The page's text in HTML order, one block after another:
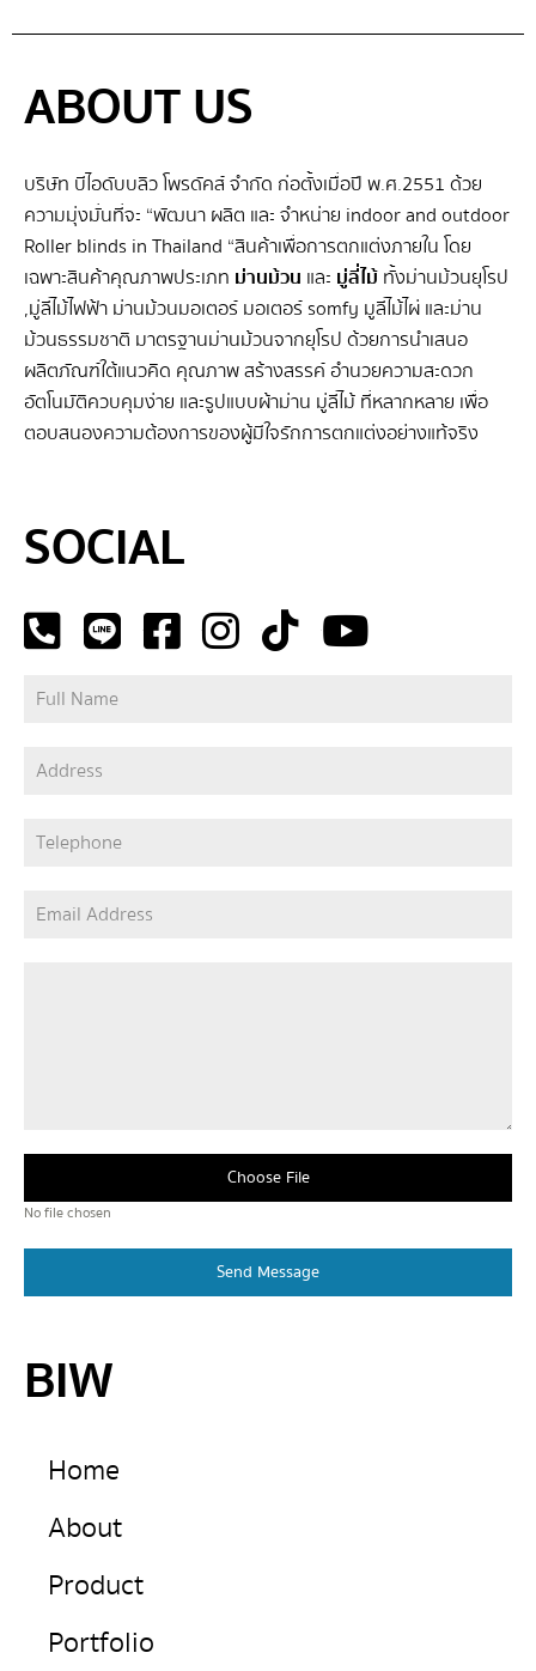
ABOUT US
บริษัท บีไอดับบลิว โพรดัคส์ จำกัด ก่อตั้งเมื่อปี พ.ศ.2551 ด้วย
ความมุ่งมั่นที่จะ “พัฒนา ผลิต และ จําหน่าย indoor and outdoor
Roller blinds in Thailand “สินค้าเพื่อการตกแต่งภายใน โดย
เฉพาะสินค้าคุณภาพประเภท ม่านม้วน และ มู่ลี่ไม้ทั้งม่านม้วนยุโรป
,มู่ลี่ไม้ไฟฟ้า ม่านม้วนมอเตอร์ มอเตอร์ somfy มูลี่ไม้ไผ่ และม่าน
ม้วนธรรมชาติ มาตรฐานม่านม้วนจากยุโรป ด้วยการนำเสนอ
ผลิตภัณฑ์ใต้แนวคิด คุณภาพ สร้างสรรค์ อำนวยความสะดวก
อัตโนมัติควบคุมง่าย และรูปแบบผ้าม่าน มู่ลี่ไม้ ที่หลากหลาย เพื่อ
ตอบสนองความต้องการของผู้มีใจรักการตกแต่งอย่างแท้จริง
SOCIAL
Choose File
No file chosen
Send Message
BIW
Home
About
Product
Portfolio